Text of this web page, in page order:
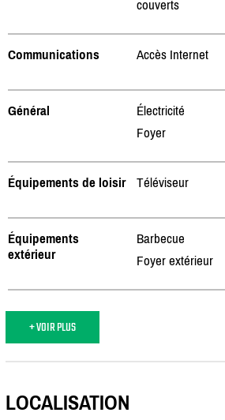
couverts
Communications Accès Internet
Général
Électricité
Foyer
Équipements de loisir Téléviseur
Équipements
extérieur
Barbecue
Foyer extérieur
+ VOIR PLUS
LOCALISATION